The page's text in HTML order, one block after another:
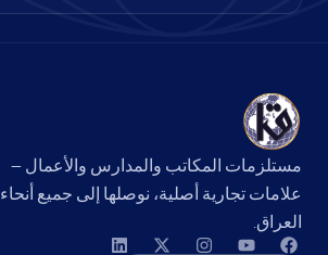
مستلزمات المكاتب والمدارس والأعمال —
علامات تجارية أصلية، نوصلها إلى جميع أنحاء
العراق.